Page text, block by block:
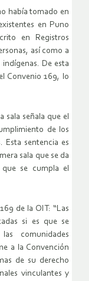
había tomado en
en Puno
en Registros
así como a
De esta
Convenio 169, lo
sala señala que el
de los
Esta sentencia es
sala que se da
se cumpla el
de la OIT: “Las
si es que se
comunidades
a la Convención
de su derecho
vinculantes y